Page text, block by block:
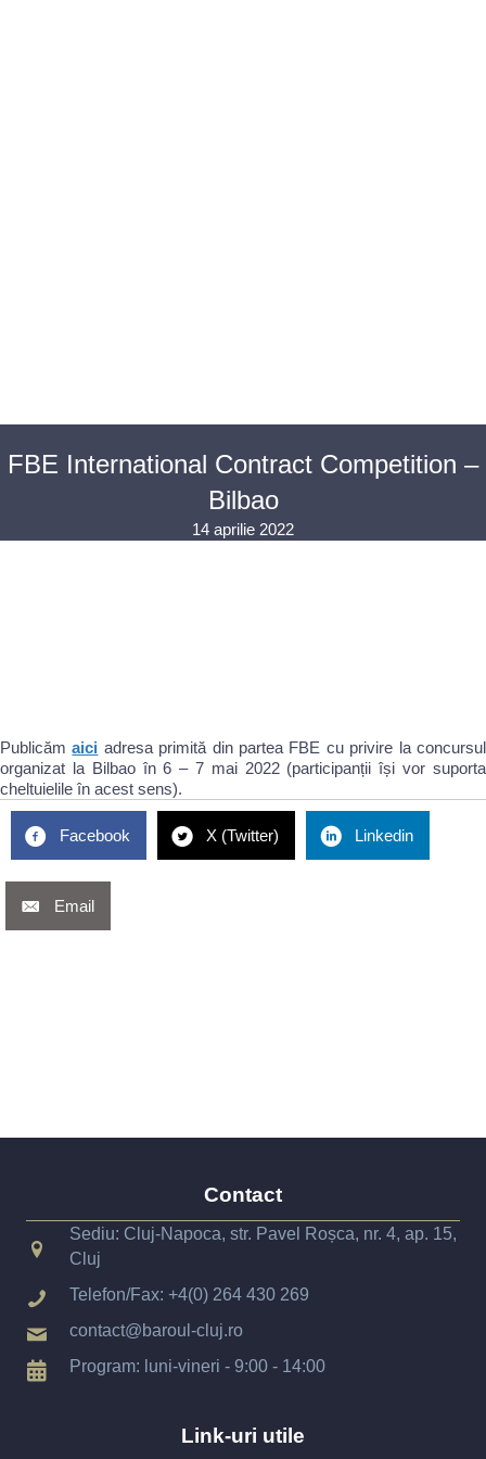
FBE International Contract Competition –
Bilbao
14 aprilie 2022
Publicămaici adresa primită din partea FBE cu privire la concursul
organizat la Bilbao în 6 – 7 mai 2022 (participanții își vor suporta
cheltuielile în acest sens).
Facebook X (Twitter) Linkedin
Email
Contact
Sediu: Cluj-Napoca, str. Pavel Roșca, nr. 4, ap. 15,
Cluj
Telefon/Fax: +4(0) 264 430 269
contact@baroul-cluj.ro
Program: luni-vineri - 9:00 - 14:00
Link-uri utile